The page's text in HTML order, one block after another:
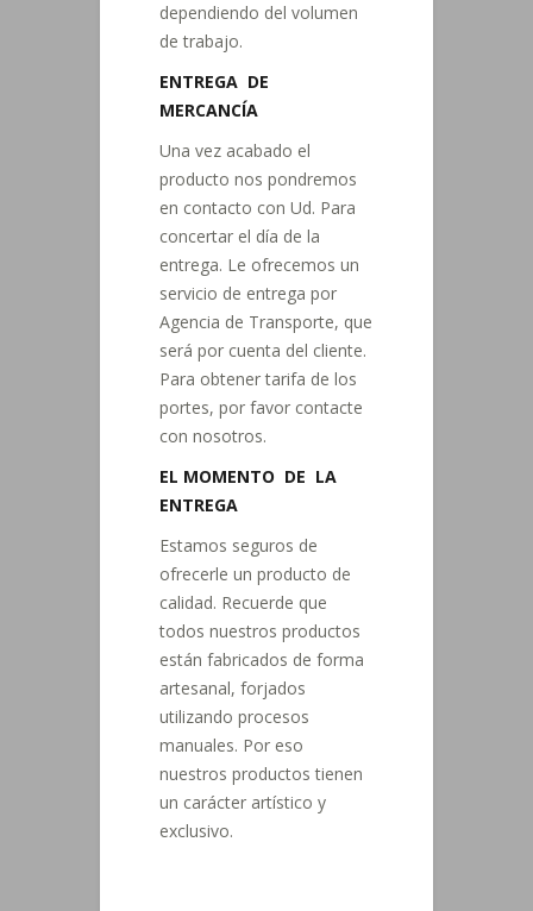
dependiendo del volumen
de trabajo.
ENTREGA DE
MERCANCÍA
Una vez acabado el
producto nos pondremos
en contacto con Ud. Para
concertar el día de la
entrega. Le ofrecemos un
servicio de entrega por
Agencia de Transporte, que
será por cuenta del cliente.
Para obtener tarifa de los
portes, por favor contacte
con nosotros.
EL MOMENTO DE LA
ENTREGA
Estamos seguros de
ofrecerle un producto de
calidad. Recuerde que
todos nuestros productos
están fabricados de forma
artesanal, forjados
utilizando procesos
manuales. Por eso
nuestros productos tienen
un carácter artístico y
exclusivo.